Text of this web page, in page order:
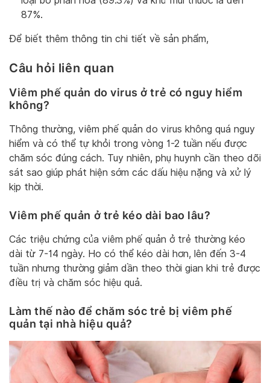
87%.
Để biết thêm thông tin chi tiết về sản phẩm,
Câu hỏi liên quan
Viêm phế quản do virus ở trẻ có nguy hiểm
không?
Thông thường, viêm phế quản do virus không quá nguy
hiểm và có thể tự khỏi trong vòng 1-2 tuần nếu được
chăm sóc đúng cách. Tuy nhiên, phụ huynh cần theo dõi
sát sao giúp phát hiện sớm các dấu hiệu nặng và xử lý
kịp thời.
Viêm phế quản ở trẻ kéo dài bao lâu?
Các triệu chứng của viêm phế quản ở trẻ thường kéo
dài từ 7-14 ngày. Ho có thể kéo dài hơn, lên đến 3-4
tuần nhưng thường giảm dần theo thời gian khi trẻ được
điều trị và chăm sóc hiệu quả.
Làm thế nào để chăm sóc trẻ bị viêm phế
quản tại nhà hiệu quả?